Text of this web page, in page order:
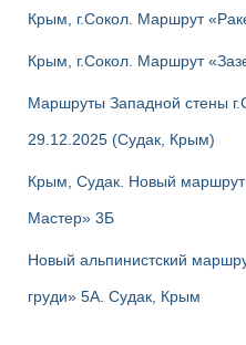
Крым, г.Сокол. Маршрут
Крым, г.Сокол. Маршрут
Маршруты Западной стены
29.12.2025 (Судак, Крым)
Крым, Судак. Новый
Мастер» 3Б
Новый альпинистский
груди» 5А. Судак, Крым